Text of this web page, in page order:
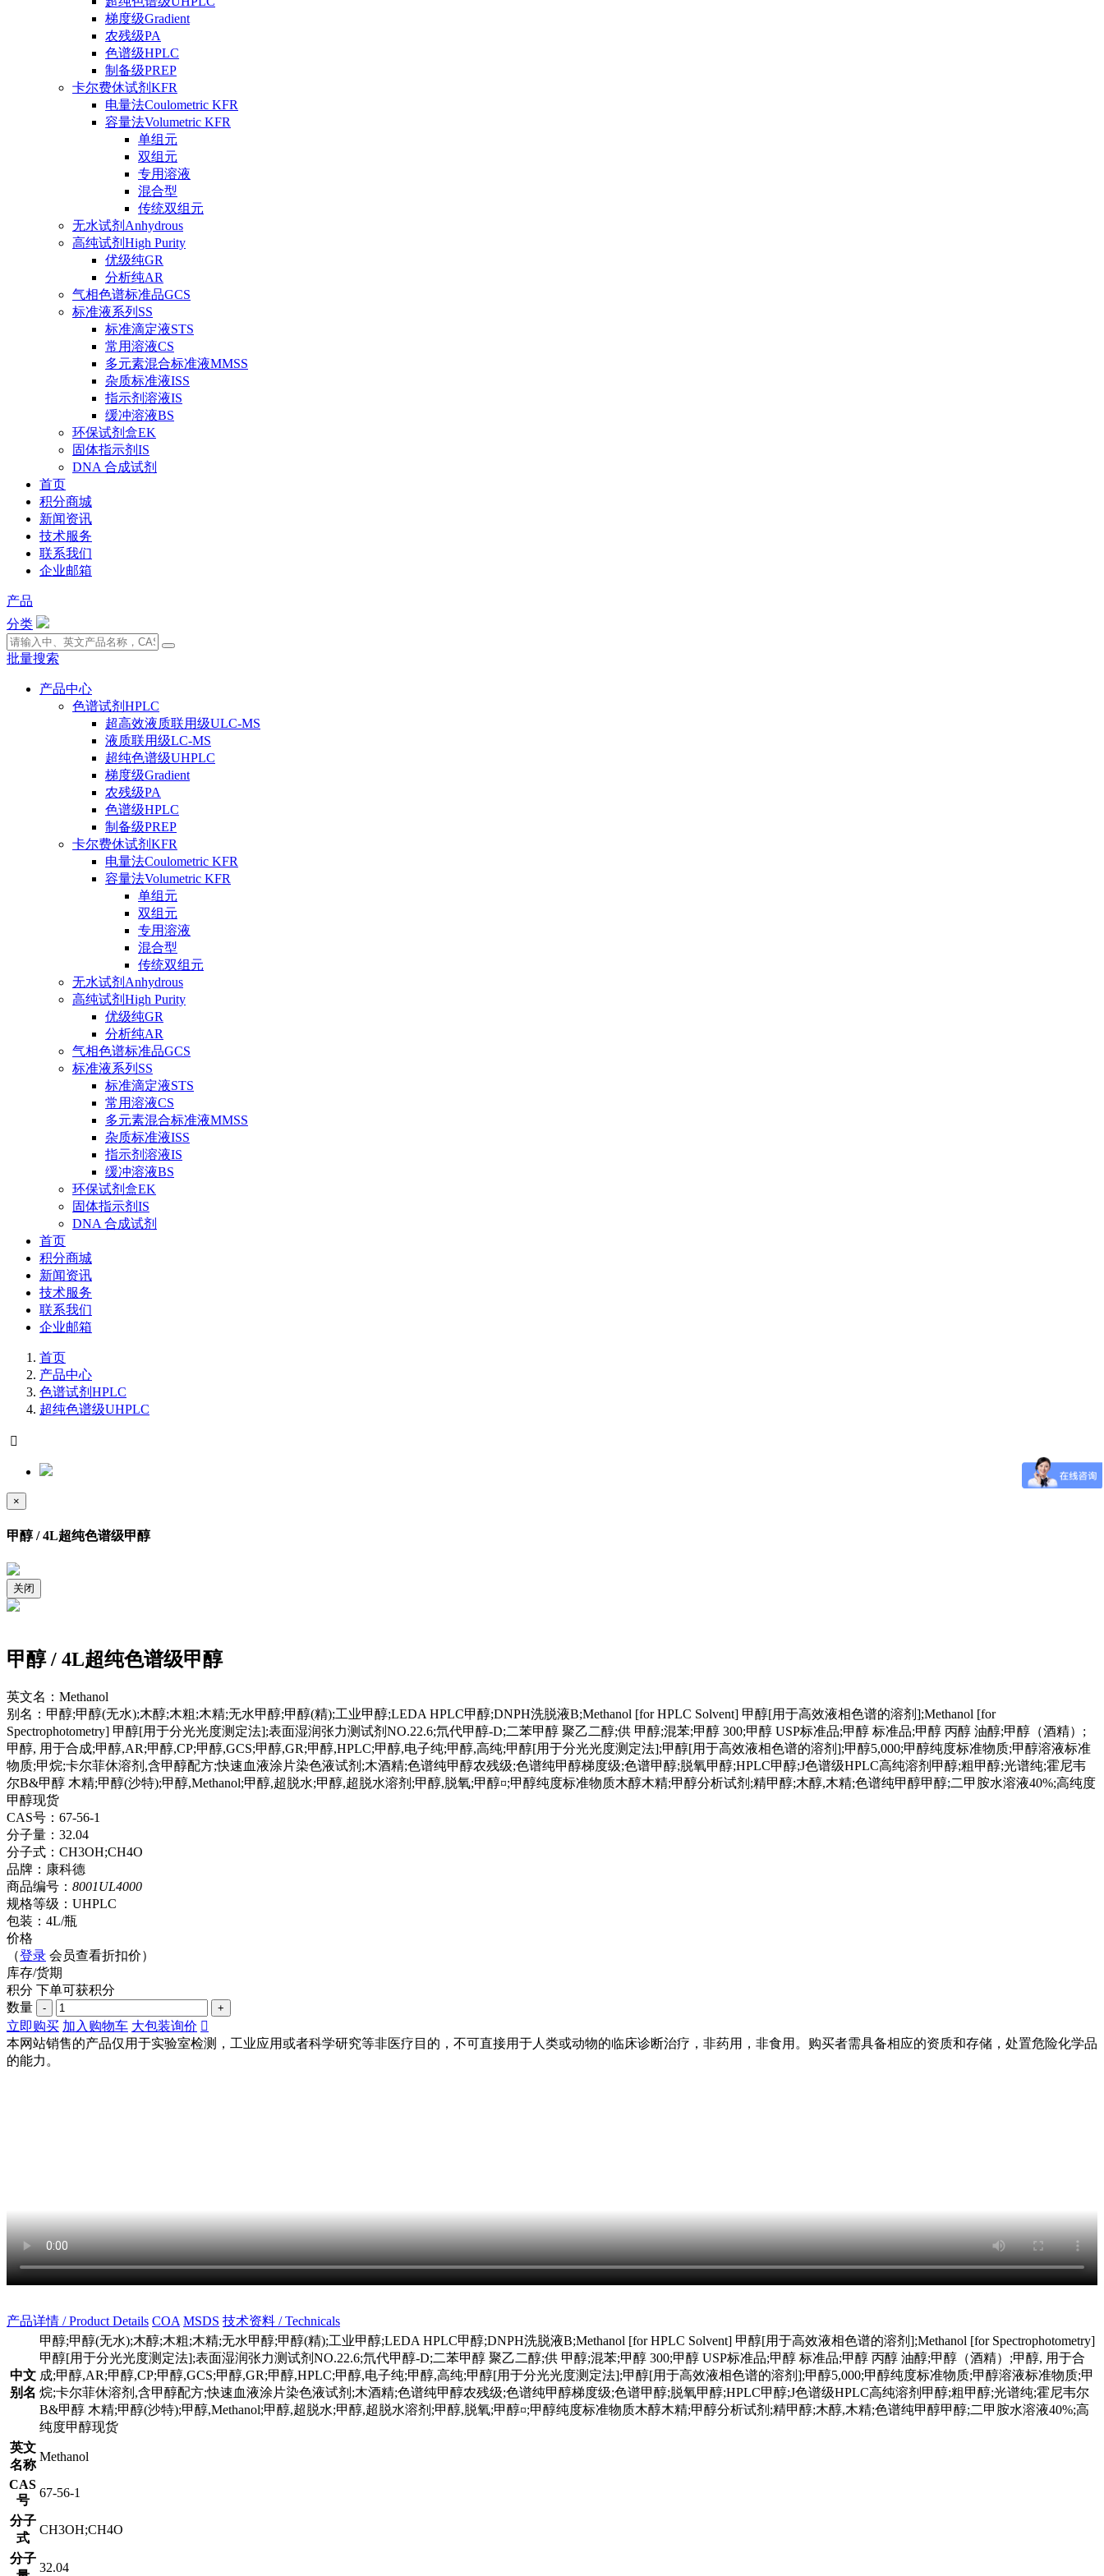
梯度级Gradient
农残级PA
色谱级HPLC
制备级PREP
卡尔费休试剂KFR
电量法Coulometric KFR
容量法Volumetric KFR
单组元
双组元
专用溶液
混合型
传统双组元
无水试剂Anhydrous
高纯试剂High Purity
优级纯GR
分析纯AR
气相色谱标准品GCS
标准液系列SS
标准滴定液STS
常用溶液CS
多元素混合标准液MMSS
杂质标准液ISS
指示剂溶液IS
缓冲溶液BS
环保试剂盒EK
固体指示剂IS
DNA 合成试剂
首页
积分商城
新闻资讯
技术服务
联系我们
企业邮箱
产品
分类
批量搜索
产品中心
色谱试剂HPLC
超高效液质联用级ULC-MS
液质联用级LC-MS
超纯色谱级UHPLC
梯度级Gradient
农残级PA
色谱级HPLC
制备级PREP
卡尔费休试剂KFR
电量法Coulometric KFR
容量法Volumetric KFR
单组元
双组元
专用溶液
混合型
传统双组元
无水试剂Anhydrous
高纯试剂High Purity
优级纯GR
分析纯AR
气相色谱标准品GCS
标准液系列SS
标准滴定液STS
常用溶液CS
多元素混合标准液MMSS
杂质标准液ISS
指示剂溶液IS
缓冲溶液BS
环保试剂盒EK
固体指示剂IS
DNA 合成试剂
首页
积分商城
新闻资讯
技术服务
联系我们
企业邮箱
首页
产品中心
色谱试剂HPLC
超纯色谱级UHPLC

×
甲醇 / 4L超纯色谱级甲醇
关闭
甲醇 / 4L超纯色谱级甲醇
英文名：Methanol
别名：甲醇;甲醇(无水);木醇;木粗;木精;无水甲醇;甲醇(精);工业甲醇;LEDA HPLC甲醇;DNPH洗脱液B;Methanol [for HPLC Solvent] 甲醇[用于高效液相色谱的溶剂];Methanol [for
Spectrophotometry] 甲醇[用于分光光度测定法];表面湿润张力测试剂NO.22.6;氘代甲醇-D;二苯甲醇 聚乙二醇;供 甲醇;混苯;甲醇 300;甲醇 USP标准品;甲醇 标准品;甲醇 丙醇 油醇;甲醇（酒精）;
甲醇, 用于合成;甲醇,AR;甲醇,CP;甲醇,GCS;甲醇,GR;甲醇,HPLC;甲醇,电子纯;甲醇,高纯;甲醇[用于分光光度测定法];甲醇[用于高效液相色谱的溶剂];甲醇5,000;甲醇纯度标准物质;甲醇溶液标准
物质;甲烷;卡尔菲休溶剂,含甲醇配方;快速血液涂片染色液试剂;木酒精;色谱纯甲醇农残级;色谱纯甲醇梯度级;色谱甲醇;脱氧甲醇;HPLC甲醇;J色谱级HPLC高纯溶剂甲醇;粗甲醇;光谱纯;霍尼韦
尔B&甲醇 木精;甲醇(沙特);甲醇,Methanol;甲醇,超脱水;甲醇,超脱水溶剂;甲醇,脱氧;甲醇¤;甲醇纯度标准物质木醇木精;甲醇分析试剂;精甲醇;木醇,木精;色谱纯甲醇甲醇;二甲胺水溶液40%;高纯度
甲醇现货
CAS号：67-56-1
分子量：32.04
分子式：CH3OH;CH4O
品牌：康科德
商品编号： 8001UL4000
规格等级：UHPLC
包装：4L/瓶
价格
（登录 会员查看折扣价）
库存/货期
积分 下单可获积分
数量
- +
立即购买 加入购物车 大包装询价 
本网站销售的产品仅用于实验室检测，工业应用或者科学研究等非医疗目的，不可直接用于人类或动物的临床诊断治疗，非药用，非食用。购买者需具备相应的资质和存储，处置危险化学品
的能力。
产品详情 / Product Details COA MSDS 技术资料 / Technicals
中文
别名
甲醇;甲醇(无水);木醇;木粗;木精;无水甲醇;甲醇(精);工业甲醇;LEDA HPLC甲醇;DNPH洗脱液B;Methanol [for HPLC Solvent] 甲醇[用于高效液相色谱的溶剂];Methanol [for Spectrophotometry]
甲醇[用于分光光度测定法];表面湿润张力测试剂NO.22.6;氘代甲醇-D;二苯甲醇 聚乙二醇;供 甲醇;混苯;甲醇 300;甲醇 USP标准品;甲醇 标准品;甲醇 丙醇 油醇;甲醇（酒精）;甲醇, 用于合
成;甲醇,AR;甲醇,CP;甲醇,GCS;甲醇,GR;甲醇,HPLC;甲醇,电子纯;甲醇,高纯;甲醇[用于分光光度测定法];甲醇[用于高效液相色谱的溶剂];甲醇5,000;甲醇纯度标准物质;甲醇溶液标准物质;甲
烷;卡尔菲休溶剂,含甲醇配方;快速血液涂片染色液试剂;木酒精;色谱纯甲醇农残级;色谱纯甲醇梯度级;色谱甲醇;脱氧甲醇;HPLC甲醇;J色谱级HPLC高纯溶剂甲醇;粗甲醇;光谱纯;霍尼韦尔
B&甲醇 木精;甲醇(沙特);甲醇,Methanol;甲醇,超脱水;甲醇,超脱水溶剂;甲醇,脱氧;甲醇¤;甲醇纯度标准物质木醇木精;甲醇分析试剂;精甲醇;木醇,木精;色谱纯甲醇甲醇;二甲胺水溶液40%;高
纯度甲醇现货
英文
名称
Methanol
CAS
号
67-56-1
分子
式
CH3OH;CH4O
分子
32.04